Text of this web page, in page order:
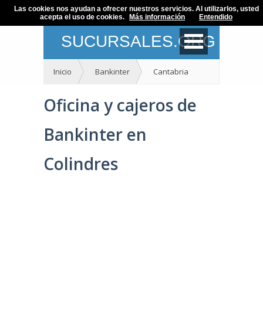
SUCURSALES.ORG
Inicio Bankinter Cantabria
Oficina y cajeros de
Bankinter en
Colindres
Las cookies nos ayudan a ofrecer nuestros servicios. Al utilizarlos, usted
acepta el uso de cookies.
Más información Entendido